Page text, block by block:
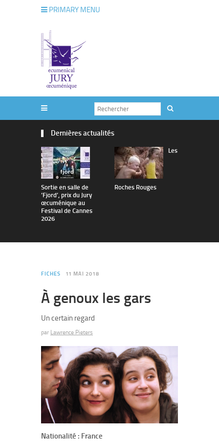
PRIMARY MENU
Dernières actualités
Sortie en salle de
’Fjord’, prix du Jury
œcuménique au
Festival de Cannes
2026
Les
Roches Rouges
FICHES 11 MAI 2018
À genoux les gars
Un certain regard
par Lawrence Pieters
Nationalité : France